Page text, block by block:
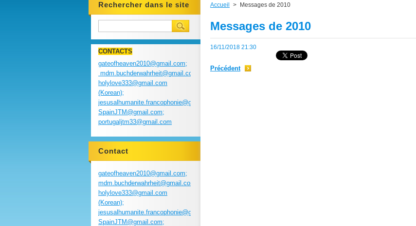
Accueil > Messages de 2010
Messages de 2010
16/11/2018 21:30
Précédent
Rechercher dans le site
CONTACTS
gateofheaven2010@gmail.com;
mdm.buchderwahrheit@gmail.com;
holylove333@gmail.com
(Korean);
jesusalhumanite.francophonie@gmail.com;
SpainJTM@gmail.com;
portugaljtm33@gmail.com
Contact
gateofheaven2010@gmail.com;
mdm.buchderwahrheit@gmail.com;
holylove333@gmail.com
(Korean);
jesusalhumanite.francophonie@gmail.com;
SpainJTM@gmail.com;